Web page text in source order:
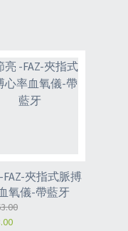
FAZ-夾指式脈搏
氧儀-帶藍牙